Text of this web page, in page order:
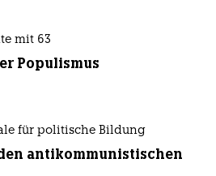
mit 63
Populismus
für politische Bildung
antikommunistischen